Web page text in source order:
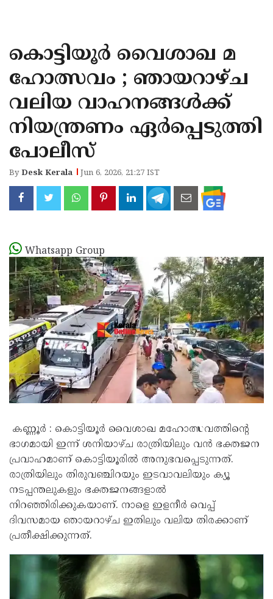
KANNUR
KASARAGOD
കൊട്ടിയൂർ വൈശാഖ മ
ഹോത്സവം ; ഞായറാഴ്ച
വലിയ വാഹനങ്ങൾക്ക്
നിയന്ത്രണം ഏർപ്പെടുത്തി
പോലീസ്
ByDesk Kerala Jun 6, 2026, 21:27 IST
Whatsapp Group
കണ്ണൂർ : കൊട്ടിയൂർ വൈശാഖ മഹോത്സവത്തിൻ്റെ
ഭാഗമായി ഇന്ന് ശനിയാഴ്ച രാത്രിയിലും വൻ ഭക്തജന
പ്രവാഹമാണ് കൊട്ടിയൂരിൽ അനുഭവപ്പെടുന്നത്.
രാത്രിയിലും തിരുവഞ്ചിറയും ഇടവാവലിയും ക്യൂ
നടപ്പന്തലുകളും ഭക്തജനങ്ങളാൽ
നിറഞ്ഞിരിക്കുകയാണ്. നാളെ ഇളനീർ വെപ്പ്
ദിവസമായ ഞായറാഴ്ച ഇതിലും വലിയ തിരക്കാണ്
പ്രതീക്ഷിക്കുന്നത്.